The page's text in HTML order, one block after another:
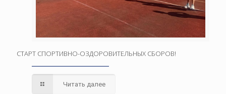
СТАРТ СПОРТИВНО-ОЗДОРОВИТЕЛЬНЫХ СБОРОВ!
Читать далее